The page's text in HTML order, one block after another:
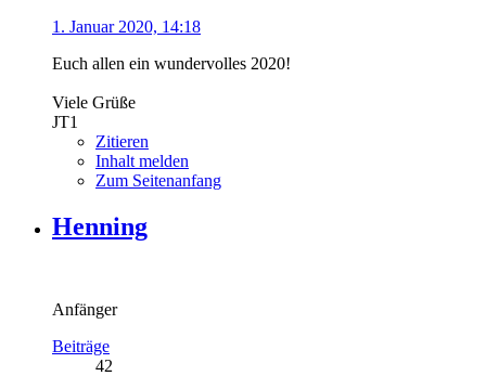
1. Januar 2020, 14:18
Euch allen ein wundervolles 2020!
Viele Grüße
JT1
Zitieren
Inhalt melden
Zum Seitenanfang
Henning
Anfänger
Beiträge
42